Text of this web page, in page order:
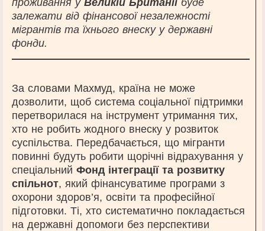
залежати від фінансової незалежності
мігрантів та їхнього внеску у державні
фонди.
За словами Махмуд, країна не може
дозволити, щоб система соціальної підтримки
перетворилася на інструмент утримання тих,
хто не робить жодного внеску у розвиток
суспільства. Передбачається, що мігранти
повинні будуть робити щорічні відрахування у
спеціальний Фонд інтеграції та розвитку
спільнот, який фінансуватиме програми з
охорони здоров’я, освіти та професійної
підготовки. Ті, хто систематично покладається
на державні допомоги без перспективи